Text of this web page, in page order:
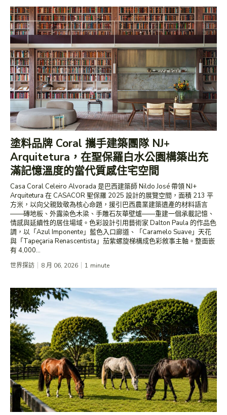
塗料品牌 Coral 攜手建築團隊 NJ+
Arquitetura，在聖保羅白水公園構築出充
滿記憶溫度的當代質感住宅空間
Casa Coral Celeiro Alvorada 是巴西建築師 Nildo José 帶領 NJ+
Arquitetura 在 CASACOR 聖保羅 2025 設計的展覽空間，面積 213 平
方米，以向父親致敬為核心命題，援引巴西農業建築遺產的材料語言
——磚地板、外露染色木梁、手雕石灰華壁爐——重建一個承載記憶、
情感與延續性的居住場域。色彩設計引用藝術家 Dalton Paula 的作品色
調，以「Azul Imponente」藍色入口廊道、「Caramelo Suave」天花
與「Tapeçaria Renascentista」茄紫螺旋梯構成色彩敘事主軸。整面嵌
有 4,000...
世界探訪 8 月 06, 2026 1 minute